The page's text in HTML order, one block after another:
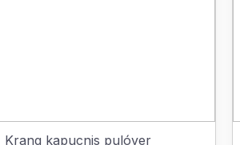
Krang kapucnis pulóver